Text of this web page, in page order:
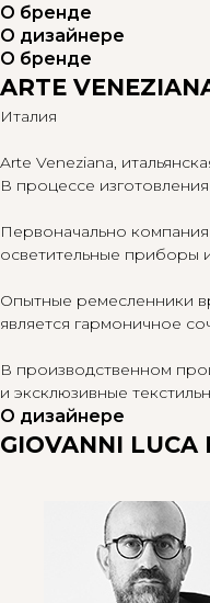
О бренде
О дизайнере
О бренде
ARTE
Италия
Arte Veneziana,
В процессе
Первоначально
осветительные приборы
Опытные ремесленники
является гармоничное
В производственном
и эксклюзивные
О дизайнере
GIOVANNI LUCA